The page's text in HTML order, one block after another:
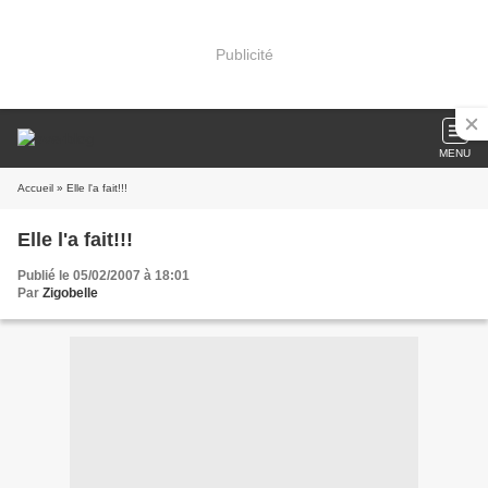
Publicité
MENU
Accueil » Elle l'a fait!!!
Elle l'a fait!!!
Publié le 05/02/2007 à 18:01
Par Zigobelle